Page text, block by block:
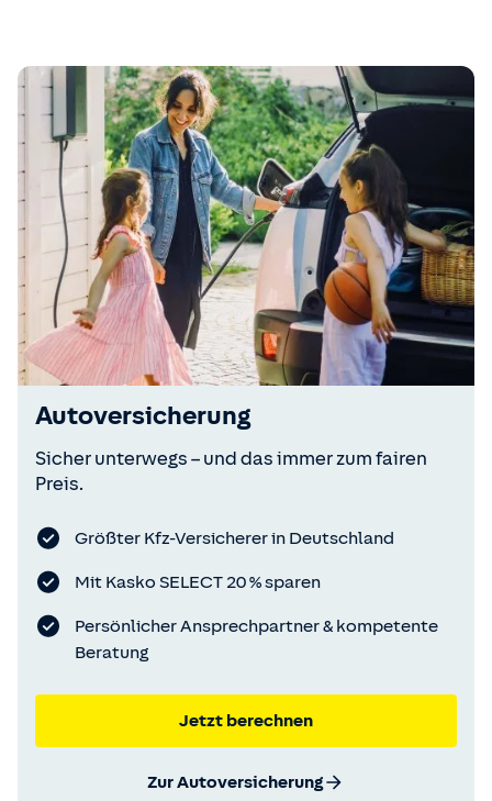
Autoversicherung
Sicher unterwegs – und das immer zum fairen
Preis.
Größter Kfz-Versicherer in Deutschland
Mit Kasko SELECT 20 % sparen
Persönlicher Ansprechpartner & kompetente
Beratung
Jetzt berechnen
Zur Autoversicherung